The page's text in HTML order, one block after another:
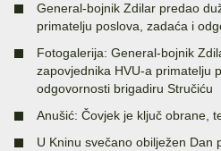
General-bojnik Zdilar predao
primatelju poslova, zadaća i
Fotogalerija: General-bojnik
zapovjednika HVU-a primatelju
odgovornosti brigadiru Stručiću
Anušić: Čovjek je ključ obrane,
U Kninu svečano obilježen Dan